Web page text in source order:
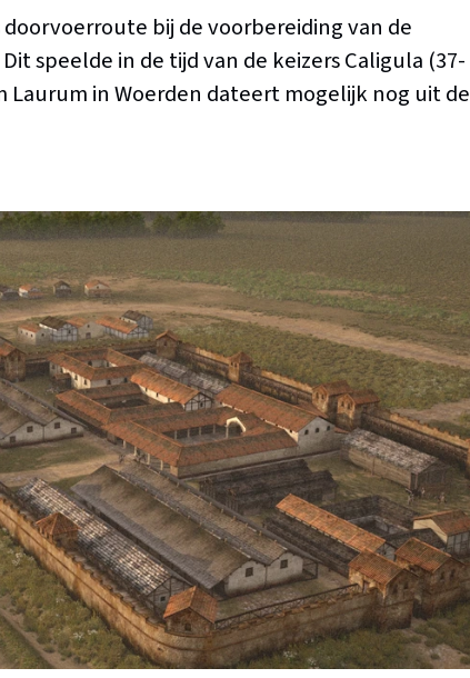
bij de voorbereiding van de
speelde in de tijd van de keizers Caligula (37-
Laurum in Woerden dateert mogelijk nog uit de